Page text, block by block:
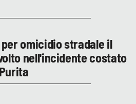
omicidio stradale il
nell'incidente costato